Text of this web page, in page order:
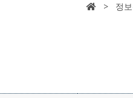
> 정보